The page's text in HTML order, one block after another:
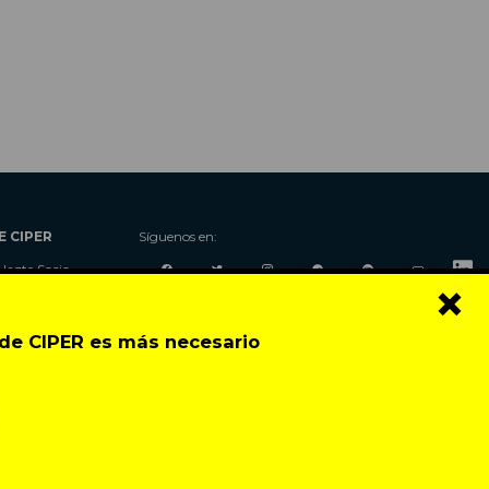
CIPER es más necesario
×
CIPER
Socio
Contacto
Síguenos en: